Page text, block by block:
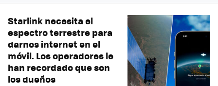
Starlink necesita el
espectro terrestre para
darnos internet en el
móvil. Los operadores le
han recordado que son
los dueños